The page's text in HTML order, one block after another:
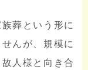
葬という形に
んが、規模に
人様と向き合